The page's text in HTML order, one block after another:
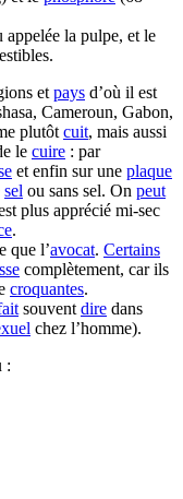
la pulpe, et le
et pays d’où il est
Cameroun, Gabon,
plutôt cuit, mais aussi
le cuire : par
et enfin sur une plaque
sel ou sans sel. On peut
plus apprécié mi-sec
.
que l’avocat. Certains
complètement, car ils
croquantes.
souvent dire dans
chez l’homme).
: